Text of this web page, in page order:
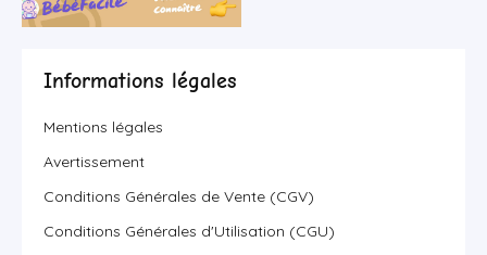
Informations légales
Mentions légales
Avertissement
Conditions Générales de Vente (CGV)
Conditions Générales d'Utilisation (CGU)